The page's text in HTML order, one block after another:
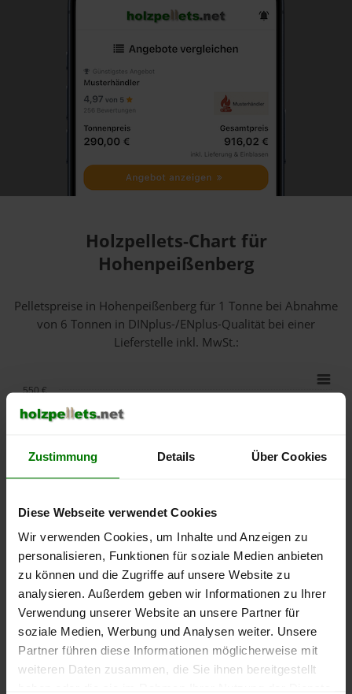
Zustimmung Details Über Cookies
Diese Webseite verwendet Cookies
Wir verwenden Cookies, um Inhalte und Anzeigen zu
personalisieren, Funktionen für soziale Medien anbieten
zu können und die Zugriffe auf unsere Website zu
analysieren. Außerdem geben wir Informationen zu Ihrer
Verwendung unserer Website an unsere Partner für
soziale Medien, Werbung und Analysen weiter. Unsere
Partner führen diese Informationen möglicherweise mit
weiteren Daten zusammen, die Sie ihnen bereitgestellt
Holzpellets-Chart für
Hohenpeißenberg
Pelletspreise in Hohenpeißenberg für 1 Tonne bei Abnahme
von 6 Tonnen in DINplus-/ENplus-Qualität bei einer
Lieferstelle inkl. MwSt.:
lose Ware Sackware
September
2025
Januar
2026
Mai
2026
250 €
300 €
350 €
450 €
550 €